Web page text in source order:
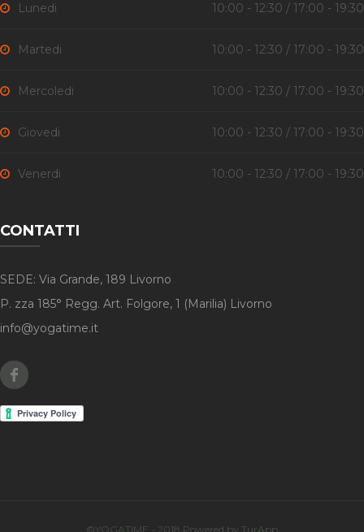
Lunedi 10:00 - 12:30 / 17:00 - 19:30
Martedi 10:00 - 12:30 / 17:00 - 19:30
Mercoledi 10:00 - 12:30 / 17:00 - 19:30
Giovedi 10:00 - 12:30 / 17:00 - 19:30
Venerdi 10:00 - 12:30 / 17:00 - 19:30
CONTATTI
SEDE: Via Grande, 189 Livorno
P. zza 185° Regg. Art. Folgore, 1 (Marilia) Livorno
info@yogatime.it
©YOGATIME - 2018 Powered by TurApp